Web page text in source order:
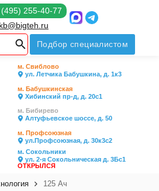
255-40-77
Подбор специалистом
м. Свиблово
ул. Летчика Бабушкина, д. 1к3
м. Бабушкинская
Хибинский пр-д, д. 20с1
м. Бибирево
Алтуфьевское шоссе, д. 50
м. Профсоюзная
ул.Профсоюзная, д. 30к3с2
м. Сокольники
ул. 2-я Сокольническая д. 3Бс1
ОТКРЫЛСЯ
125 Ач